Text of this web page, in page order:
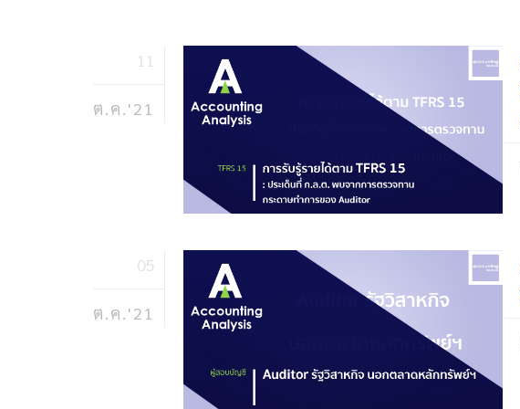
11
ต.ค.'21
05
ต.ค.'21